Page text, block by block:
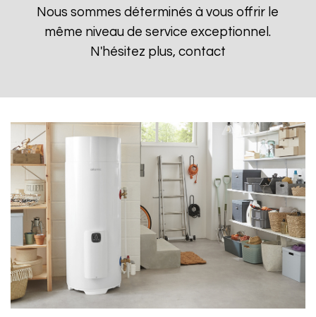
Nous sommes déterminés à vous offrir le
même niveau de service exceptionnel.
N'hésitez plus, contact